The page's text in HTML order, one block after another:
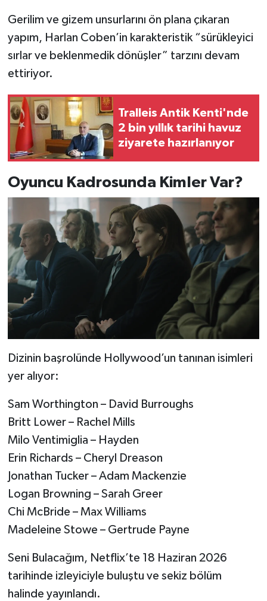
Gerilim ve gizem unsurlarını ön plana çıkaran
yapım, Harlan Coben’in karakteristik “sürükleyici
sırlar ve beklenmedik dönüşler” tarzını devam
ettiriyor.
Tralleis Antik Kenti'nde
2 bin yıllık tarihi havuz
ziyarete hazırlanıyor
Oyuncu Kadrosunda Kimler Var?
Dizinin başrolünde Hollywood’un tanınan isimleri
yer alıyor:
Sam Worthington – David Burroughs
Britt Lower – Rachel Mills
Milo Ventimiglia – Hayden
Erin Richards – Cheryl Dreason
Jonathan Tucker – Adam Mackenzie
Logan Browning – Sarah Greer
Chi McBride – Max Williams
Madeleine Stowe – Gertrude Payne
Seni Bulacağım, Netflix’te 18 Haziran 2026
tarihinde izleyiciyle buluştu ve sekiz bölüm
halinde yayınlandı.